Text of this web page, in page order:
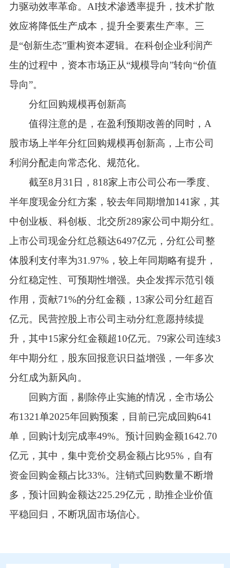
力驱动效率革命。AI技术渗透率提升，技术扩散
效应将降低生产成本，提升全要素生产率。三
是“创新生态”重构资本逻辑。在科创企业利润产
生的过程中，资本市场正从“规模导向”转向“价值
导向”。
分红回购规模再创新高
值得注意的是，在盈利预期改善的同时，A
股市场上半年分红回购规模再创新高，上市公司
利润分配走向常态化、规范化。
截至8月31日，818家上市公司公布一季度、
半年度现金分红方案，较去年同期增加141家，其
中创业板、科创板、北交所289家公司中期分红。
上市公司现金分红总额达6497亿元，分红公司整
体股利支付率为31.97%，较上年同期略有提升，
分红稳定性、可预期性增强。央企发挥示范引领
作用，贡献71%的分红金额，13家公司分红超百
亿元。民营控股上市公司主动分红意愿持续提
升，其中15家分红金额超10亿元。79家公司连续3
年中期分红，股东回报意识日益增强，一年多次
分红成为新风向。
回购方面，剔除停止实施的情况，全市场公
布1321单2025年回购预案，目前已完成回购641
单，回购计划完成率49%。预计回购金额1642.70
亿元，其中，集中竞价交易金额占比95%，自有
资金回购金额占比33%。注销式回购数量不断增
多，预计回购金额达225.29亿元，助推企业价值
平稳回归，不断巩固市场信心。